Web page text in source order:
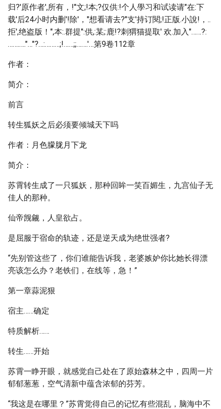
归?'原作者',所有，!"文;!本;?仅供:!个人學习和试读请"在:下
载'后24小时内删'!除'，"想看请去?"支'持订閱;!正版.小說!，..
拒',绝盗版！",本:.群提":供,:某;:鹿!?刺猬猫提取' 欢.加入"……?:
…….…."…"?…:………;!……;;…….'…第9卷112章
作者：
简介：
前言
转生狐妖之后必须要倾城天下吗
作者：月色朦胧月下龙
简介：
苏霄转生成了一只狐妖，那种回眸一笑百媚生，九宫仙子无
佳人的那种。
仙帝觊觎，人皇欲占。
是屈服于宿命的轨迹，还是逆天成为绝世强者?
“先别管这些了，你们谁能告诉我，老婆嫉妒你比她长得漂
亮该怎么办？老铁们，在线等，急！”
第一章蒜泥狠
宿主……确定
特质解析……
转生……开始
苏霄一睁开眼，就感觉自己处在了原始森林之中，四周一片
郁郁葱葱，空气清新中蕴含浓郁的芬芳。
“我这是在哪里？”苏霄觉得自己的记忆有些混乱，脑海中不